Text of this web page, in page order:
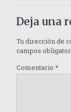
Deja una
Tu dirección de
campos
Comentario *